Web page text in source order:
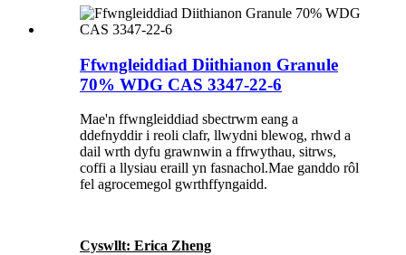
Ffwngleiddiad Diithianon Granule
70% WDG CAS 3347-22-6
Mae'n ffwngleiddiad sbectrwm eang a
ddefnyddir i reoli clafr, llwydni blewog, rhwd a
dail wrth dyfu grawnwin a ffrwythau, sitrws,
coffi a llysiau eraill yn fasnachol.Mae ganddo rôl
fel agrocemegol gwrthffyngaidd.
Cyswllt: Erica Zheng